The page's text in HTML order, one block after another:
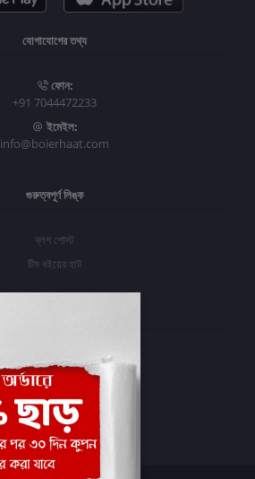
যোগাযোগের তথ্য
ফোন:
+91 7044472233
ইমেইল:
info@boierhaat.com
গুরুত্বপূর্ণ লিঙ্ক
ব্লগ পোস্ট
টিম বইয়ের হাট
প্রবেশ করুন
অর্ডার ইতিহাস
আমার ইচ্ছাগুলি
অর্ডার ট্র্যাকিং